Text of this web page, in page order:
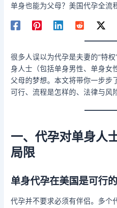
单身也能为父母？美国代孕全流
很多人误以为代孕是夫妻的“特
身人士（包括单身男性、单身女
父母的梦想。本文将带你一步步
可行、流程是怎样的、法律与风
一、代孕对单身人
局限
单身代孕在美国是可行的
代孕并不要求必须有伴侣。多个